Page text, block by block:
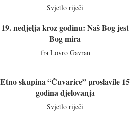
Svjetlo riječi
19. nedjelja kroz godinu: Naš Bog jest
Bog mira
fra Lovro Gavran
Etno skupina “Čuvarice” proslavile 15
godina djelovanja
Svjetlo riječi